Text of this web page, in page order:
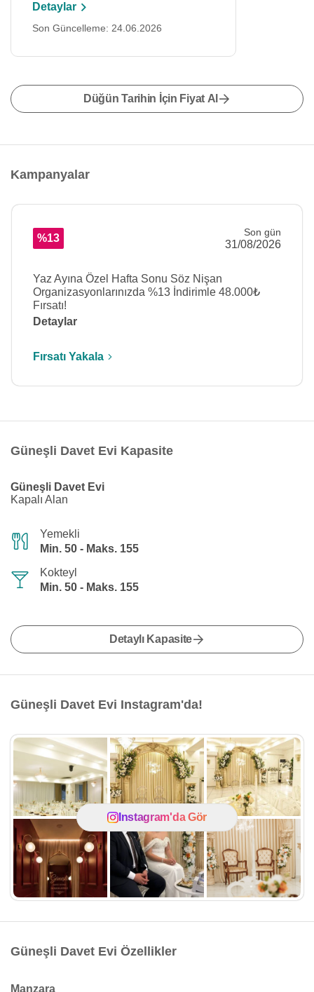
Detaylar
Son Güncelleme: 24.06.2026
Düğün Tarihin İçin Fiyat Al
Kampanyalar
%13 Son gün
31/08/2026
Yaz Ayına Özel Hafta Sonu Söz Nişan
Organizasyonlarınızda %13 İndirimle 48.000₺
Fırsatı!
Detaylar
Fırsatı Yakala
Güneşli Davet Evi Kapasite
Güneşli Davet Evi
Kapalı Alan
Yemekli
Min. 50 - Maks. 155
Kokteyl
Min. 50 - Maks. 155
Detaylı Kapasite
Güneşli Davet Evi Instagram'da!
Instagram'da Gör
Güneşli Davet Evi Özellikler
Manzara